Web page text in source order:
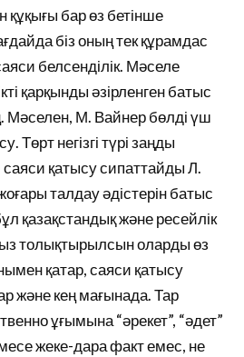
құқығы бар өз бетінше
біз оның тек құрамдас
белсенділік. Мәселе
қарқынды әзірленген батыс
Мәселен, М. Вайнер бөлді үш
Төрт негізгі түрі заңды
саяси қатысу сипаттайды Л.
талдау әдістерін батыс
қазақстандық және ресейлік
толықтырылсын оларды өз
қатар, саяси қатысу
және кең мағынада. Тар
ұғымына “әрекет”, “әдет”
жеке-дара факт емес, не